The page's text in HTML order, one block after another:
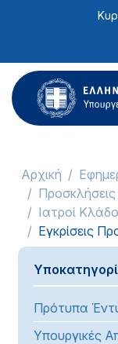
ιστότοπος
περιλαμβάνει
ένα
σύστημα
Αρχική
Ιατροί
Εγκρίσεις
Πρότυπα
Υπουργικές